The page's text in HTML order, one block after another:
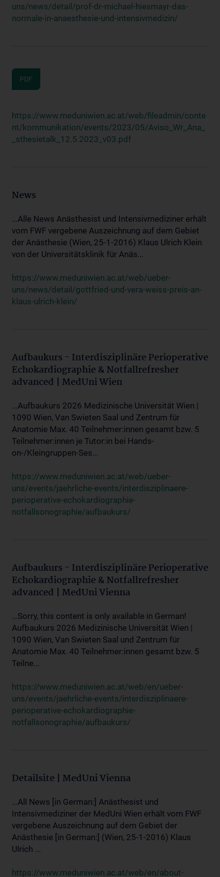
uns/news/detail/prof-dr-michael-hiesmayr-das-
normale-in-anaesthesie-und-intensivmedizin/
PDF
https://www.meduniwien.ac.at/web/fileadmin/conte
nt/kommunikation/events/2023/05/Aviso_Wr_Ana_
_sthesietalk_12.5.2023_v03.pdf
News
...Alle News Anästhesist und Intensivmediziner erhält
vom FWF vergebene Auszeichnung auf dem Gebiet
der Anästhesie (Wien, 25-1-2016) Klaus Ulrich Klein
von der Universitätsklinik für Anäs...
https://www.meduniwien.ac.at/web/ueber-
uns/news/detail/gottfried-und-vera-weiss-preis-an-
klaus-ulrich-klein/
Aufbaukurs - Interdisziplinäre Perioperative
Echokardiographie & Notfallrefresher
advanced | MedUni Wien
...Aufbaukurs 2026 Medizinische Universität Wien |
1090 Wien, Van Swieten Saal und Zentrum für
Anatomie Max. 40 Teilnehmer:innen gesamt bzw. 5
Teilnehmer:innen je Tutor:in bei Hands-
on-/Kleingruppen-Ses...
https://www.meduniwien.ac.at/web/ueber-
uns/events/jaehrliche-events/interdisziplinaere-
perioperative-echokardiographie-
notfallsonographie/aufbaukurs/
Aufbaukurs - Interdisziplinäre Perioperative
Echokardiographie & Notfallrefresher
advanced | MedUni Vienna
...Sorry, this content is only available in German!
Aufbaukurs 2026 Medizinische Universität Wien |
1090 Wien, Van Swieten Saal und Zentrum für
Anatomie Max. 40 Teilnehmer:innen gesamt bzw. 5
Teilne...
https://www.meduniwien.ac.at/web/en/ueber-
uns/events/jaehrliche-events/interdisziplinaere-
perioperative-echokardiographie-
notfallsonographie/aufbaukurs/
Detailsite | MedUni Vienna
...All News [in German:] Anästhesist und
Intensivmediziner der MedUni Wien erhält vom FWF
vergebene Auszeichnung auf dem Gebiet der
Anästhesie [in German:] (Wien, 25-1-2016) Klaus
Ulrich ...
https://www.meduniwien.ac.at/web/en/about-